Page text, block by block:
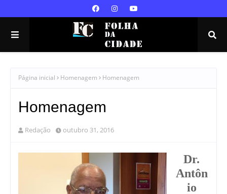
Página inicial Homenagem Homenagem
Homenagem
Redação outubro 31, 2016
Dr.
Antôn
io